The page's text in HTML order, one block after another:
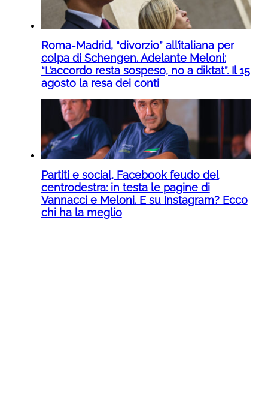
Roma-Madrid, “divorzio” all’italiana per
colpa di Schengen. Adelante Meloni:
“L’accordo resta sospeso, no a diktat”. Il 15
agosto la resa dei conti
Partiti e social, Facebook feudo del
centrodestra: in testa le pagine di
Vannacci e Meloni. E su Instagram? Ecco
chi ha la meglio